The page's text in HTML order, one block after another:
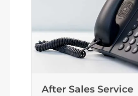
After Sales Service